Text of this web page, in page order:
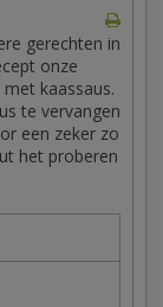
gerechten in
onze
kaassaus.
te vervangen
een zeker zo
het proberen